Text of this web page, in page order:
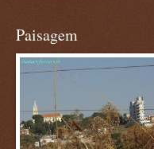
Paisagem